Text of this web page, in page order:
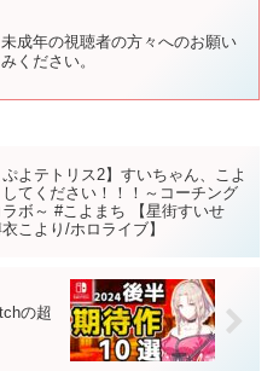
成年の視聴者の方々へのお願い
ください。
ぷよテトリス2】すいちゃん、こよ
てください！！！～コーチング
ボ～ #こよまち 【星街すいせ
こより/ホロライブ】
の超